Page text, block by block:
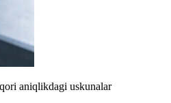
aniqlikdagi uskunalar